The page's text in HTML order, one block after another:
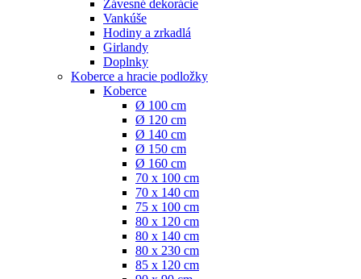
Závesné dekorácie
Vankúše
Hodiny a zrkadlá
Girlandy
Doplnky
Koberce a hracie podložky
Koberce
Ø 100 cm
Ø 120 cm
Ø 140 cm
Ø 150 cm
Ø 160 cm
70 x 100 cm
70 x 140 cm
75 x 100 cm
80 x 120 cm
80 x 140 cm
80 x 230 cm
85 x 120 cm